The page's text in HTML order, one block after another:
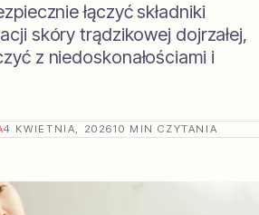
łączyć składniki
skóry trądzikowej dojrzałej,
z niedoskonałościami i
4 KWIETNIA, 202610 MIN CZYTANIA